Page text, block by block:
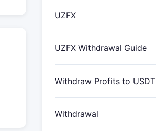
UZFX
UZFX Withdrawal Guide
Withdraw Profits to USDT
Withdrawal